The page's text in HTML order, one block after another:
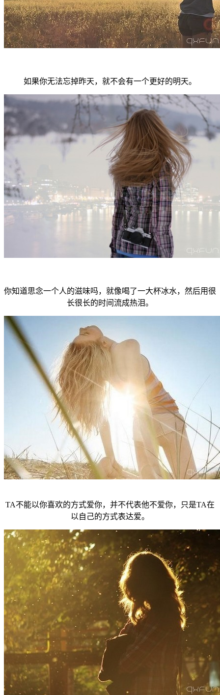
如果你无法忘掉昨天，就不会有一个更好的明天。
你知道思念一个人的滋味吗，就像喝了一大杯冰水，然后用很
长很长的时间流成热泪。
TA不能以你喜欢的方式爱你，并不代表他不爱你，只是TA在
以自己的方式表达爱。